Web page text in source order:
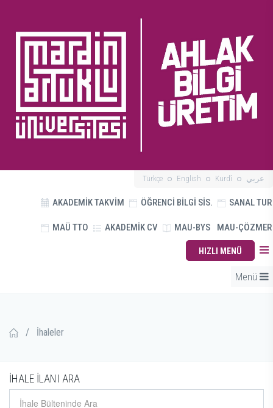
Türkçe English Kurdî عربي
AKADEMİK TAKVİM ÖĞRENCİ BİLGİ SİS. SANAL TUR
MAÜ TTO AKADEMİK CV MAU-BYS MAU-ÇÖZMER
HIZLI MENÜ
Menü
/ İhaleler
İHALE İLANI ARA